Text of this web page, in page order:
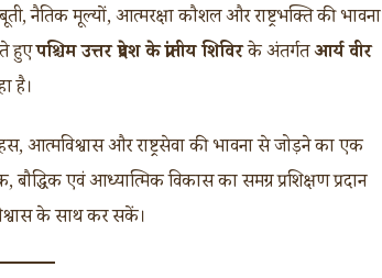
नैतिक मूल्यों, आत्मरक्षा कौशल और राष्ट्रभक्ति की भावना
हुएपश्चिम उत्तर प्रदेश के प्रांतीय शिविरके अंतर्गतआर्य वीर
है।
आत्मविश्वास और राष्ट्रसेवा की भावना से जोड़ने का एक
बौद्धिक एवं आध्यात्मिक विकास का समग्र प्रशिक्षण प्रदान
के साथ कर सकें।